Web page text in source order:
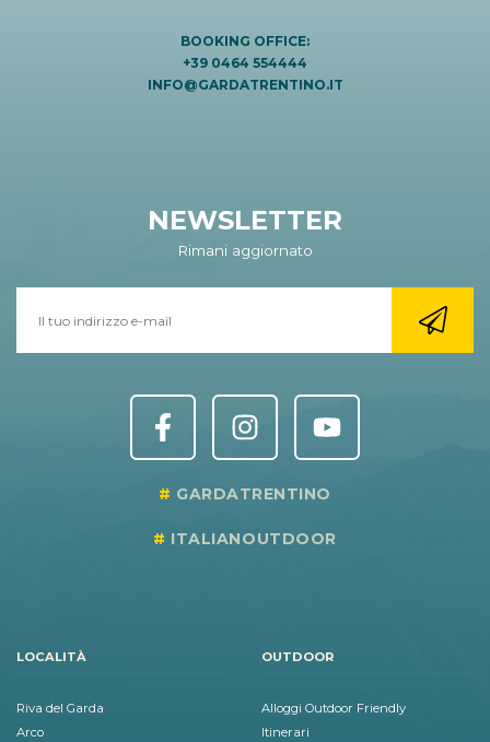
BOOKING OFFICE:
+39 0464 554444
INFO@GARDATRENTINO.IT
NEWSLETTER
Rimani aggiornato
GARDATRENTINO
ITALIANOUTDOOR
LOCALITÀ
Riva del Garda
Arco
OUTDOOR
Alloggi Outdoor Friendly
Itinerari